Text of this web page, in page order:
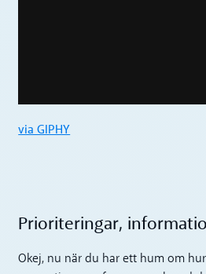
via GIPHY
Prioriteringar,
Okej, nu när du har ett hum om